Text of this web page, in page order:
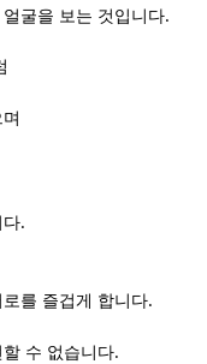
굴을 보는 것입니다.
다.
를 즐겁게 합니다.
수 없습니다.